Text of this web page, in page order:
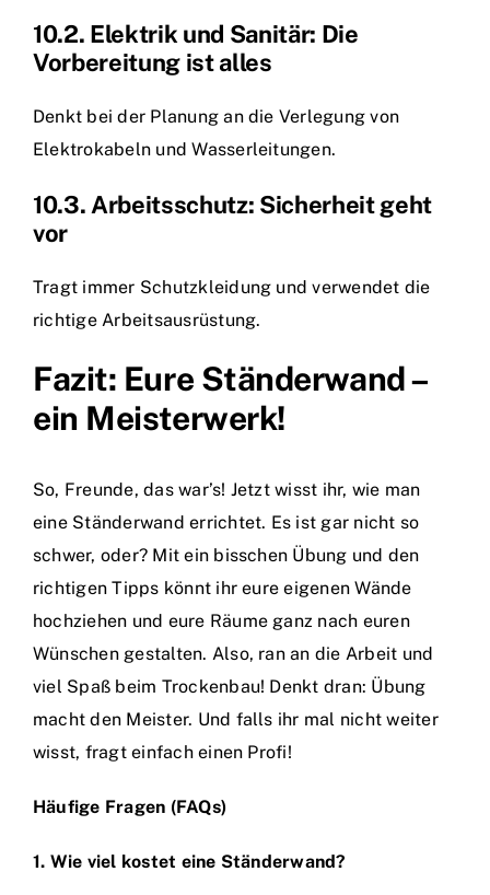
10.2. Elektrik und Sanitär: Die
Vorbereitung ist alles
Denkt bei der Planung an die Verlegung von
Elektrokabeln und Wasserleitungen.
10.3. Arbeitsschutz: Sicherheit geht
vor
Tragt immer Schutzkleidung und verwendet die
richtige Arbeitsausrüstung.
Fazit: Eure Ständerwand –
ein Meisterwerk!
So, Freunde, das war’s! Jetzt wisst ihr, wie man
eine Ständerwand errichtet. Es ist gar nicht so
schwer, oder? Mit ein bisschen Übung und den
richtigen Tipps könnt ihr eure eigenen Wände
hochziehen und eure Räume ganz nach euren
Wünschen gestalten. Also, ran an die Arbeit und
viel Spaß beim Trockenbau! Denkt dran: Übung
macht den Meister. Und falls ihr mal nicht weiter
wisst, fragt einfach einen Profi!
Häufige Fragen (FAQs)
1. Wie viel kostet eine Ständerwand?